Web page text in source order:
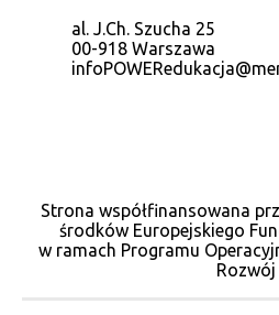
al. J.Ch. Szucha 25
00-918 Warszawa
Strona współfinansowana
środków Europejskiego
w ramach Programu
Rozwój